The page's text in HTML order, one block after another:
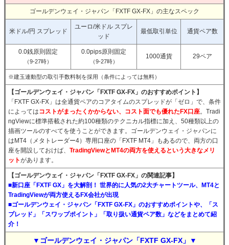
ゴールデンウェイ・ジャパン「FXTF GX-FX」の主なスペック
米ドル/円 スプレッド
ユーロ/米ドル スプレ
ッド
最低取引単位 通貨ペア数
0.0銭原則固定
（9-27時）
0.0pips原則固定
（9-27時）
1000通貨 29ペア
※建玉連動型の取引手数料制を採用（条件によっては無料）
【ゴールデンウェイ・ジャパン「FXTF GX-FX」のおすすめポイント】
「FXTF GX-FX」は全通貨ペアのコアタイムのスプレッドが「ゼロ」で、条件
によってはコストがまったくかからない、コスト面でも優れたFX口座。Tradi
ngViewに標準搭載された約100種類のテクニカル指標に加え、50種類以上の
描画ツールのすべてを使うことができます。ゴールデンウェイ・ジャパンに
はMT4（メタトレーダー4）専用口座の「FXTF MT4」もあるので、両方の口
座を開設しておけば、 TradingViewとMT4の両方を使えるという大きなメリ
ットがあります。
【ゴールデンウェイ・ジャパン「FXTF GX-FX」の関連記事】
■新口座「FXTF GX」を大解剖！ 世界的に人気の2大チャートツール、MT4と
TradingViewが両方使えるFX会社が出現
■ゴールデンウェイ・ジャパン「FXTF GX-FX」のおすすめポイントや、「ス
プレッド」「スワップポイント」「取り扱い通貨ペア数」などをまとめて紹
介！
▼ゴールデンウェイ・ジャパン「FXTF GX-FX」▼